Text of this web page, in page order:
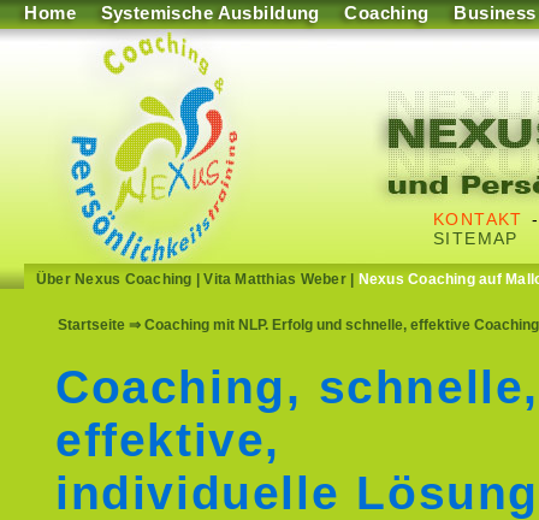
Home Systemische Ausbildung Coaching Business
KONTAKT
SITEMAP
Über Nexus Coaching |Vita Matthias Weber| Nexus Coaching auf
Startseite ⇒ Coaching mit NLP. Erfolg und schnelle, effektive
Coaching, schnelle,
effektive,
individuelle